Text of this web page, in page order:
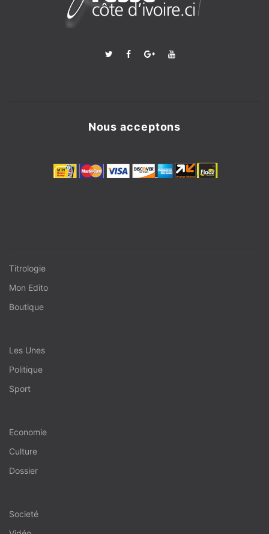
Nous acceptons
Titrologie
Mon Edito
Boutique
Les Unes
Politique
Sport
Economie
Culture
Dossier
Societé